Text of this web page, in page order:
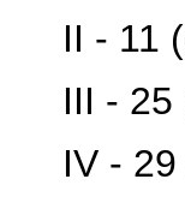
II - 11
III -
IV -